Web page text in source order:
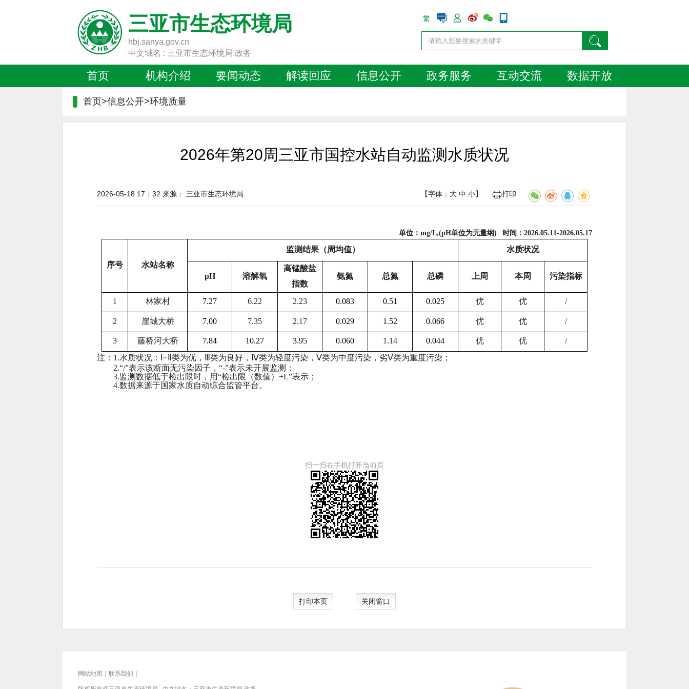
三亚市生态环境局
hbj.sanya.gov.cn
中文域名 : 三亚市生态环境局.政务
繁
首页 机构介绍 要闻动态 解读回应 信息公开 政务服务 互动交流 数据开放
首页>信息公开>环境质量
2026年第20周三亚市国控水站自动监测水质状况
【字体： 大 中 小】 打印
2026-05-18 17：32 来源： 三亚市生态环境局
单位： mg/L,(pH单位为无量纲) 时间：2026.05.11-2026.05.17
序号 水站名称
监测结果（周均值） 水质状况
pH 溶解氧
高锰酸盐
指数
氨氮 总氮 总磷 上周 本周 污染指标
1 林家村 7.27 6.22 2.23 0.083 0.51 0.025 优 优 /
2 崖城大桥 7.00 7.35 2.17 0.029 1.52 0.066 优 优 /
3 藤桥河大桥 7.84 10.27 3.95 0.060 1.14 0.044 优 优
/
注： 1.水质状况：Ⅰ~Ⅱ类为优，Ⅲ类为良好，Ⅳ类为轻度污染，Ⅴ类为中度污染，劣Ⅴ类为重度污染；
2.“/”表示该断面无污染因子，“-”表示未开展监测；
3.监测数据低于检出限时，用“检出限（数值）+L”表示；
4.数据来源于国家水质自动综合监管平台。
扫一扫在手机打开当前页
打印本页 关闭窗口
网站地图 联系我们